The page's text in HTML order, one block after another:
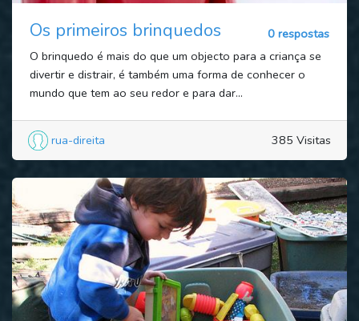
Os primeiros brinquedos
0 respostas
O brinquedo é mais do que um objecto para a criança se
divertir e distrair, é também uma forma de conhecer o
mundo que tem ao seu redor e para dar...
rua-direita 385 Visitas